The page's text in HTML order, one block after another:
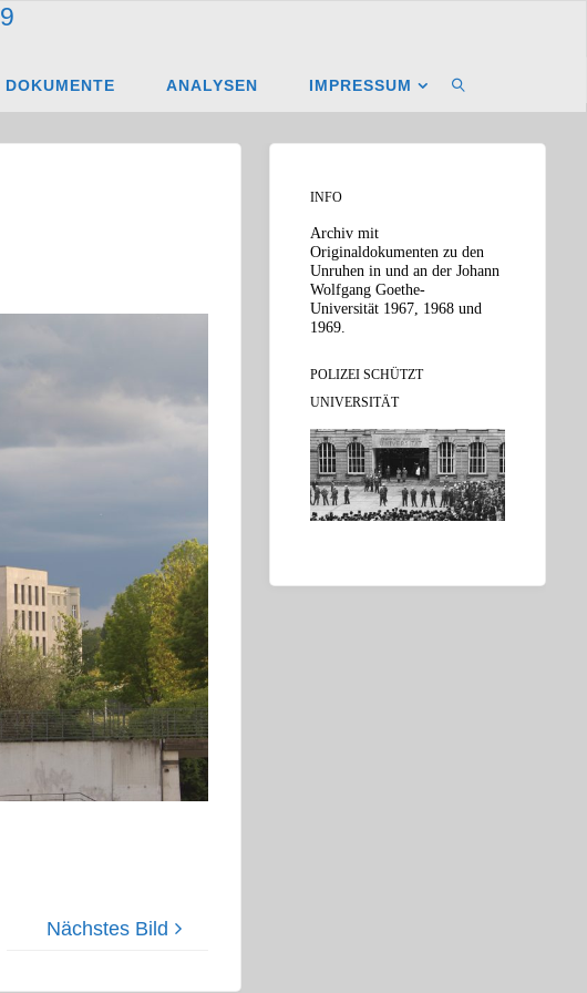
9
DOKUMENTE ANALYSEN IMPRESSUM
Nächstes Bild
INFO
Archiv mit
Originaldokumenten zu den
Unruhen in und an der Johann
Wolfgang Goethe-
Universität 1967, 1968 und
1969.
POLIZEI SCHÜTZT
UNIVERSITÄT